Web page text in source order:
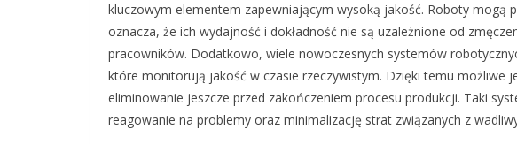
kluczowym elementem zapewniającym wysoką jakość. Roboty mogą
oznacza, że ich wydajność i dokładność nie są uzależnione od
pracowników. Dodatkowo, wiele nowoczesnych systemów
które monitorują jakość w czasie rzeczywistym. Dzięki temu możliwe
eliminowanie jeszcze przed zakończeniem procesu produkcji. Taki
reagowanie na problemy oraz minimalizację strat związanych z